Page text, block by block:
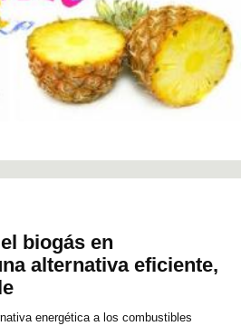
biogás en
alternativa eficiente,
energética a los combustibles